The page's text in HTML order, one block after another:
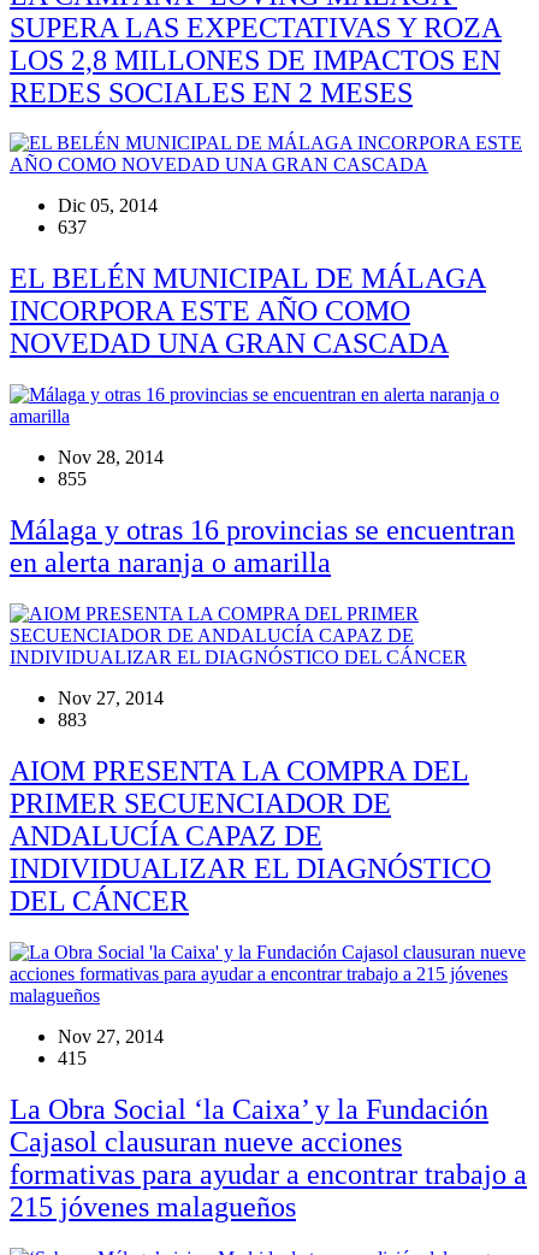
SUPERA LAS EXPECTATIVAS Y ROZA
LOS 2,8 MILLONES DE IMPACTOS EN
REDES SOCIALES EN 2 MESES
Dic 05, 2014
637
EL BELÉN MUNICIPAL DE MÁLAGA
INCORPORA ESTE AÑO COMO
NOVEDAD UNA GRAN CASCADA
Nov 28, 2014
855
Málaga y otras 16 provincias se encuentran
en alerta naranja o amarilla
Nov 27, 2014
883
AIOM PRESENTA LA COMPRA DEL
PRIMER SECUENCIADOR DE
ANDALUCÍA CAPAZ DE
INDIVIDUALIZAR EL DIAGNÓSTICO
DEL CÁNCER
Nov 27, 2014
415
La Obra Social ‘la Caixa’ y la Fundación
Cajasol clausuran nueve acciones
formativas para ayudar a encontrar trabajo a
215 jóvenes malagueños